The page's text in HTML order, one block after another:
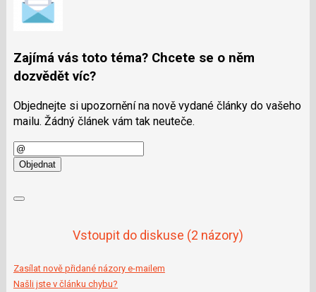
Zajímá vás toto téma? Chcete se o něm
dozvědět víc?
Objednejte si upozornění na nově vydané články do vašeho
mailu. Žádný článek vám tak neuteče.
E-
mail
Objednat
Vstoupit do diskuse (2 názory)
Zasílat nově přidané názory e-mailem
Našli jste v článku chybu?